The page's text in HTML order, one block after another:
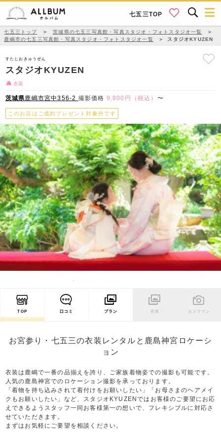
七五三TOP
七五三トップ ＞ 茨城県の七五三写真館・写真スタジオ・フォトスタジオ一覧
＞
鹿嶋市の七五三写真館・写真スタジオ・フォトスタジオ一覧
＞ スタジオKYUZEN
すたじおきゅうぜん
スタジオKYUZEN
衣装
茨城県鹿嶋市宮中356-2 撮影価格 9,800円（税込） 〜
このお店はご成約プレゼント対象外です
TOP 口コミ プラン 衣装 カメラマン
お宮参り・七五三の衣装レンタルと鹿島神宮ロケーシ
ョン
衣装は鹿嶋で一番の品揃えを誇り、ご家族着物姿での撮影も可能です。
人気の鹿島神宮でのロケーション撮影を承っております。
「着物を持ち込みされて着付けをお願いしたい」「お母さまのヘアメイ
クもお願いしたい」など、スタジオKYUZENではお客様のご要望にお応
えできるようスタッフ一同お客様第一の想いで、フレキシブルに対応さ
せていただきます。
まずはお気軽にご要望を相談ください。